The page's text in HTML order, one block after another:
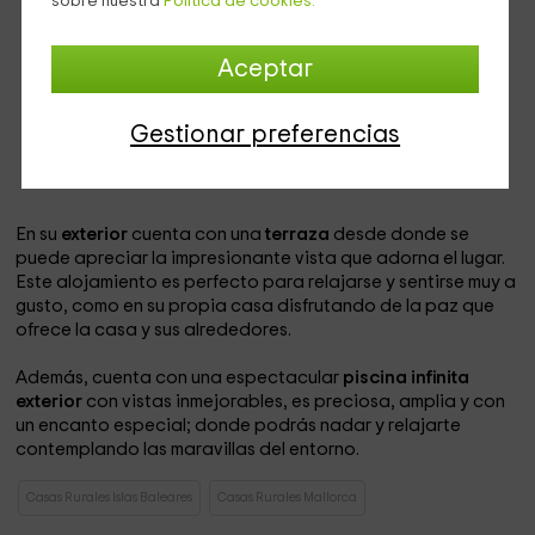
Aceptar
Gestionar preferencias
visitante. Presentachimenea, cocina equipada con
con aire acondicionado y se encuentra en el punto mas
alto de toda la finca por lo que podréis gozar de
lugar. También cuenta consofá-cama, mesa comedor y
En su exterior cuenta con unaterraza desde donde se
puede apreciar la impresionante vista que adorna el lugar.
Este alojamiento es perfecto para relajarse y sentirse muy a
gusto, como en su propia casa disfrutando de la paz que
ofrece la casa y sus alrededores.
Además, cuenta con una espectacular piscina infinita
exterior con vistas inmejorables, es preciosa, amplia y con
un encanto especial; donde podrás nadar y relajarte
contemplando las maravillas del entorno.
Casas Rurales Islas Baleares Casas Rurales Mallorca